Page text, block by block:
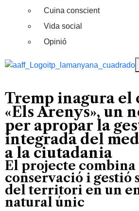
Cuina conscient
Vida social
Opinió
Tremp inagura el
«Els Arenys», un
per apropar la
integrada del
a la ciutadania
El projecte
conservació i gestió
del territori en un
natural únic